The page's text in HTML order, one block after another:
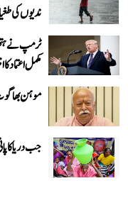
ندیوں کی
ٹرمپ نے
مکمل اعتماد
موہن
جب دریا کا